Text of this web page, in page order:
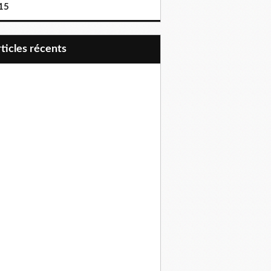
récents